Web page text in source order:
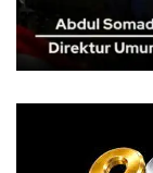
Dimana
“Karena,
Sekolah A dan